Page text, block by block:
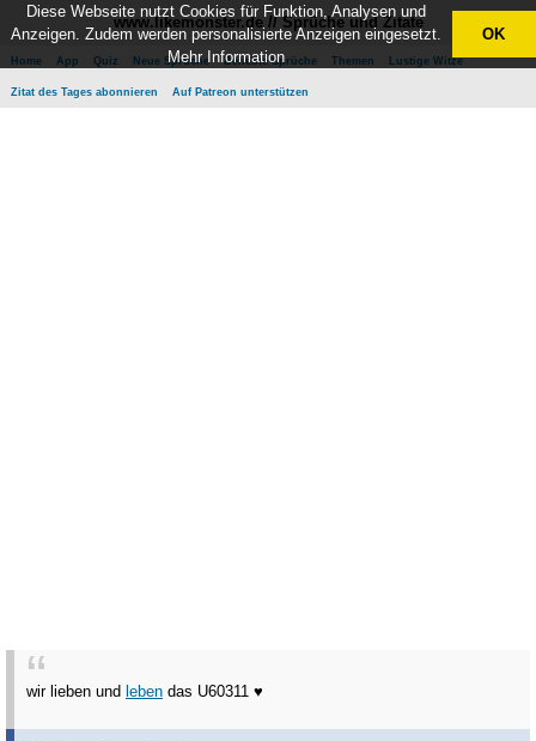
www.likemonster.de // Sprüche und Zitate
Home App Quiz Neue Sprüche Beliebte Sprüche Themen Lustige Witze
Zitat des Tages abonnieren Auf Patreon unterstützen
wir lieben und leben das U60311 ♥
Diese Webseite nutzt Cookies für Funktion, Analysen und
Anzeigen. Zudem werden personalisierte Anzeigen eingesetzt.
Mehr Information
OK